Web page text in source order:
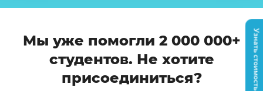
Мы уже помогли 2 000 000+
студентов. Не хотите
присоединиться?
Узнать стоимость